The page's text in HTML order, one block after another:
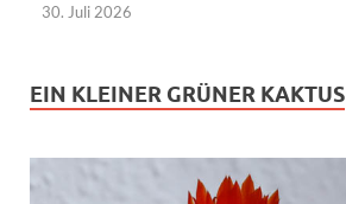
30. Juli 2026
EIN KLEINER GRÜNER KAKTUS